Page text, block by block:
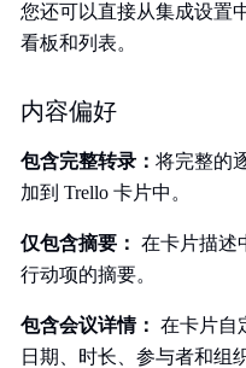
您还可以直接从集成设置
看板和列表。
内容偏好
包含完整转录： 将完整的
加到 Trello 卡片中。
仅包含摘要： 在卡片描述
行动项的摘要。
包含会议详情： 在卡片自
日期、时长、参与者和组